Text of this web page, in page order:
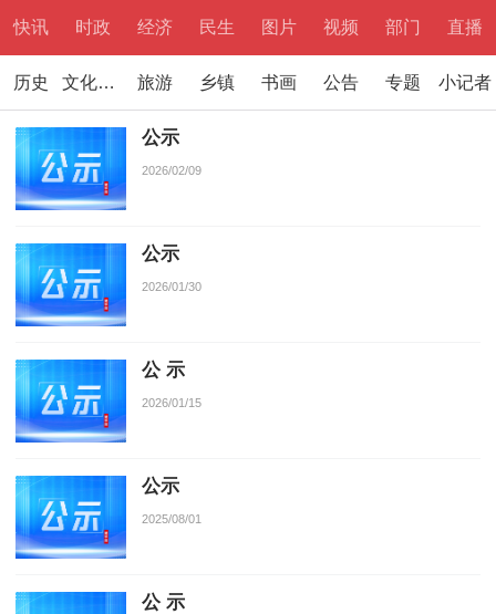
快讯 时政 经济 民生 图片 视频 部门 直播
历史 文化文学 旅游 乡镇 书画 公告 专题 小记者
公示
2026/02/09
公示
2026/01/30
公 示
2026/01/15
公示
2025/08/01
公 示